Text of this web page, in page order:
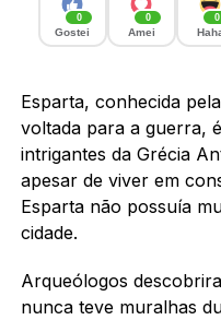
0
Gostei
0
Amei
0
Esparta, conhecida
voltada para a guerra,
intrigantes da Grécia
apesar de viver em
Esparta não possuía
cidade.
Arqueólogos
nunca teve muralhas